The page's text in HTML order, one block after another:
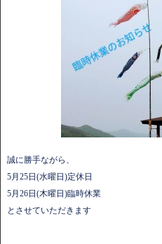
誠に勝手ながら、
5月25日(水曜日)定休日
5月26日(木曜日)臨時休業
とさせていただきます